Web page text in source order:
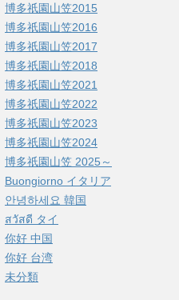
博多祇園山笠2015
博多祇園山笠2016
博多祇園山笠2017
博多祇園山笠2018
博多祇園山笠2021
博多祇園山笠2022
博多祇園山笠2023
博多祇園山笠2024
博多祇園山笠 2025～
Buongiorno イタリア
안녕하세요 韓国
สวัสดี タイ
你好 中国
你好 台湾
未分類